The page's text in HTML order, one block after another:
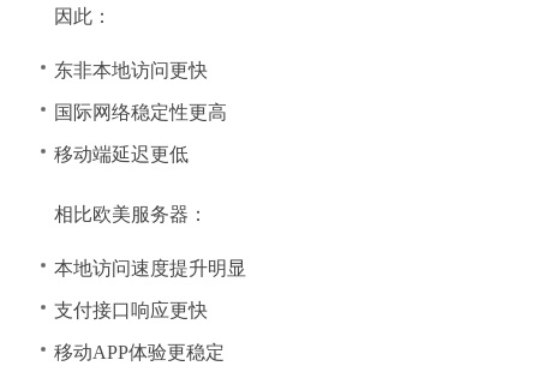
因此：
东非本地访问更快
国际网络稳定性更高
移动端延迟更低
相比欧美服务器：
本地访问速度提升明显
支付接口响应更快
移动APP体验更稳定